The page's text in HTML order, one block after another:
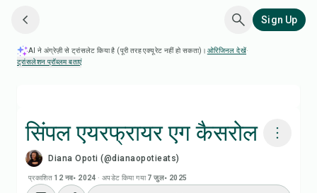
Sign Up
AI ने अंग्रेज़ी से ट्रांसलेट किया है (पूरी तरह एक्यूरेट नहीं हो सकता)। ओरिजिनल देखें·
ट्रांसलेशन प्रॉब्लम बताएं
सिंपल एयरफ्रायर एग कैसरोल
Diana Opoti (@dianaopotieats)
प्रकाशित 12 नव॰ 2024 ·अपडेट किया गया 7 जुल॰ 2025